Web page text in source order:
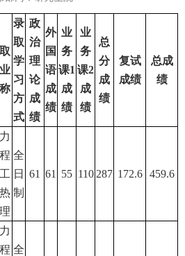
录
取
学
习
方
式
政
治
理
论
成
绩
外
国
语
成
绩
业
务
课1
成
绩
业
务
课2
成
绩
总
分
成
绩
复试
成绩
总成
绩
全
日
制
61 61 55 110 287 172.6 459.6
全